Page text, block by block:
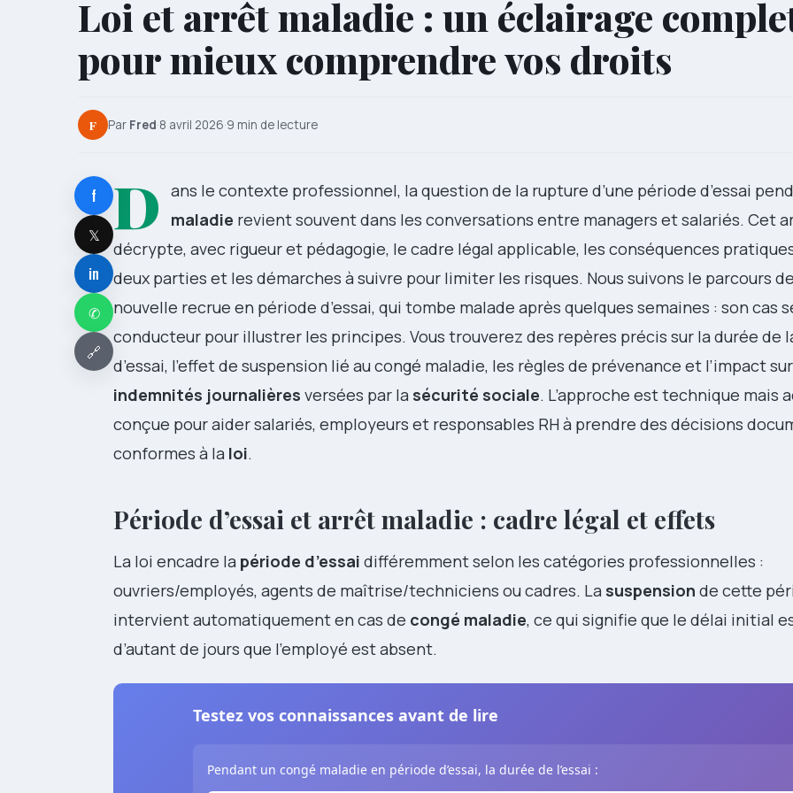
Loi et arrêt maladie : un éclairage
pour mieux comprendre vos droits
F Par Fred·8 avril 2026·9 min de lecture
f
𝕏
in
✆
🔗
D ans le contexte professionnel, la question de la rupture d’une période d’essai
maladie revient souvent dans les conversations entre managers et salariés. Cet
décrypte, avec rigueur et pédagogie, le cadre légal applicable, les conséquences
deux parties et les démarches à suivre pour limiter les risques. Nous suivons le parcours
nouvelle recrue en période d’essai, qui tombe malade après quelques semaines : son cas
conducteur pour illustrer les principes. Vous trouverez des repères précis sur la durée de
d’essai, l’effet de suspension lié au congé maladie, les règles de prévenance et l’impact
indemnités journalières versées par la sécurité sociale. L’approche est technique mais
conçue pour aider salariés, employeurs et responsables RH à prendre des décisions
conformes à la loi.
Période d’essai et arrêt maladie : cadre légal et effets
La loi encadre la période d’essai différemment selon les catégories professionnelles :
ouvriers/employés, agents de maîtrise/techniciens ou cadres. La suspension de cette
intervient automatiquement en cas de congé maladie, ce qui signifie que le délai initial
d’autant de jours que l’employé est absent.
Testez vos connaissances avant de lire
Pendant un congé maladie en période d’essai, la durée de l’essai :